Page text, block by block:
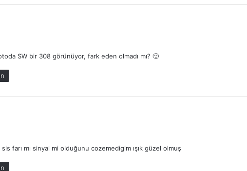
SW bir 308 görünüyor, fark eden olmadı mı? 🙂
farı mı sinyal mi olduğunu cozemedigim ışık güzel olmuş